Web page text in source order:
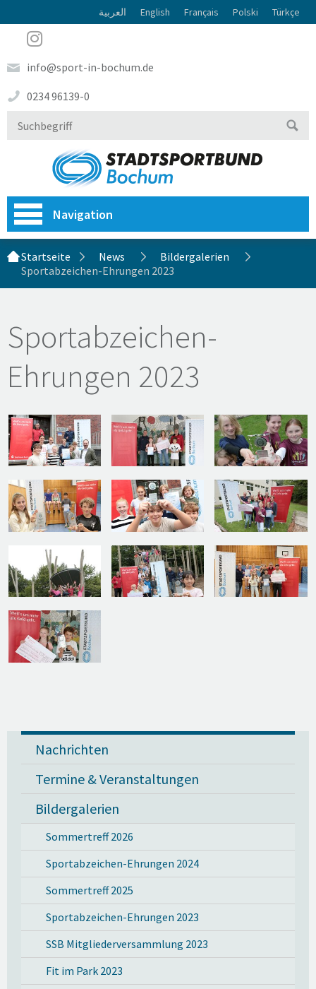
العربية English Français Polski Türkçe
info@sport-in-bochum.de
0234 96139-0
Navigation
Startseite News
Bildergalerien
Sportabzeichen-Ehrungen 2023
Sportabzeichen-
Ehrungen 2023
Nachrichten
Termine & Veranstaltungen
Bildergalerien
Sommertreff 2026
Sportabzeichen-Ehrungen 2024
Sommertreff 2025
Sportabzeichen-Ehrungen 2023
SSB Mitgliederversammlung 2023
Fit im Park 2023